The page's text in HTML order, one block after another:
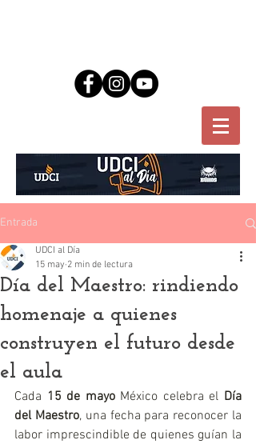
Entrada
Día del Maestro: rindiendo
homenaje a quienes
construyen el futuro desde
el aula
UDCI al Día
15 may 2 min de lectura
Cada 15 de mayo México celebra el Día
del Maestro, una fecha para reconocer la
labor imprescindible de quienes guían la